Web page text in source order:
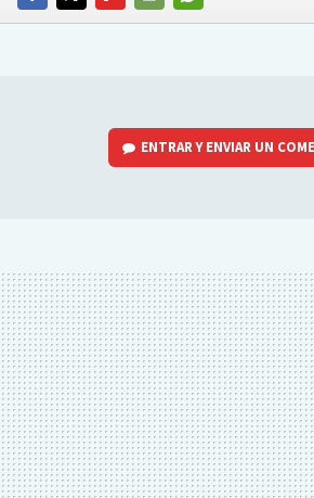
FACEBOOKTWITTERFLIPBOARD
E-
WHATSAPP
ENTRAR Y ENVIAR UN